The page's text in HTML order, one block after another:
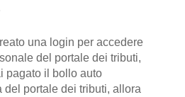
una login per accedere
del portale dei tributi,
pagato il bollo auto
del portale dei tributi, allora